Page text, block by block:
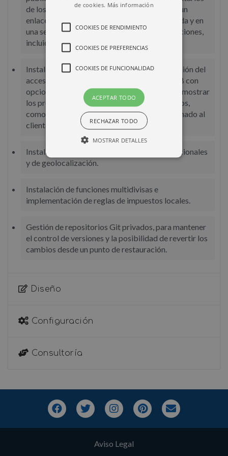
de los participantes que acceden a través de un
enlace incluido en el menú principal de la tienda y en
una sección para destacar las nuevas publicaciones,
incluida en la página principal.
Instalación de la función multitienda y validación del
acceso a una tienda privada para clientes B2B con
opciones de discernimiento automático para mostrar
los productos y los precios según los requisitos,
como la ubicación geográfica y el grupo asignado al
cliente.
Instalación de paquetes multilingües, internacionales
y de geolocalización.
Instalación de funciones multidivisas e
implementación de reglas de impuestos locales.
Gestión de repositorios Git privados, para mantener
el control de versiones y la posibilidad de revertir los
cambios desde un punto de restauración.
Diseño
Configuración
Consultoría
F
a
T
w
I
n
a
P
i
E
n
Aviso Legal
de cookies. Más información
COOKIES DE RENDIMIENTO
COOKIES DE PREFERENCIAS
COOKIES DE FUNCIONALIDAD
ACEPTAR TODO
RECHAZAR TODO
MOSTRAR DETALLES